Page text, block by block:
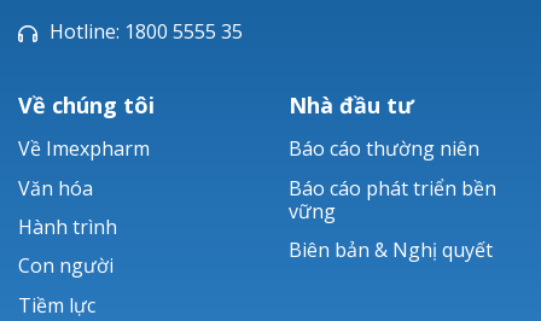
Bacsulfo®
Hotline: 1800 5555 35
Về chúng tôi
Về Imexpharm
Văn hóa
Hành trình
Con người
Tiềm lực
Nhà đầu tư
Báo cáo thường niên
Báo cáo phát triển bền
vững
Biên bản & Nghị quyết